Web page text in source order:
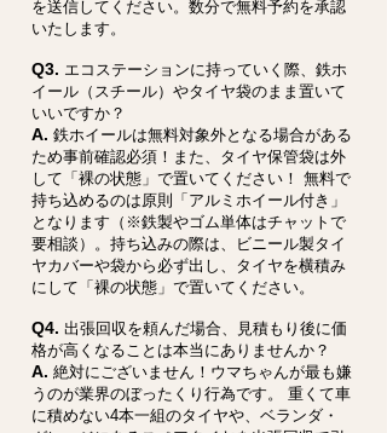
を送信してください。数分で無料予約を承認
いたします。
Q3. エコステーションに持っていく際、鉄ホ
イール（スチール）やタイヤ袋のまま置いて
いいですか？
A. 鉄ホイールは無料対象外となる場合がある
ため事前確認必須！また、タイヤ保管袋は外
して「裸の状態」で置いてください！ 無料で
持ち込めるのは原則「アルミホイール付き」
となります（※鉄製やゴム単体はチャットで
要相談）。持ち込みの際は、ビニール製タイ
ヤカバーや袋から必ず出し、タイヤを横積み
にして「裸の状態」で置いてください。
Q4. 出張回収を頼んだ場合、見積もり後に価
格が高くなることは本当にありませんか？
A. 絶対にございません！ウマちゃんが最も嫌
うのが業界のぼったくり行為です。 重くて車
に積めない4本一組のタイヤや、ベランダ・